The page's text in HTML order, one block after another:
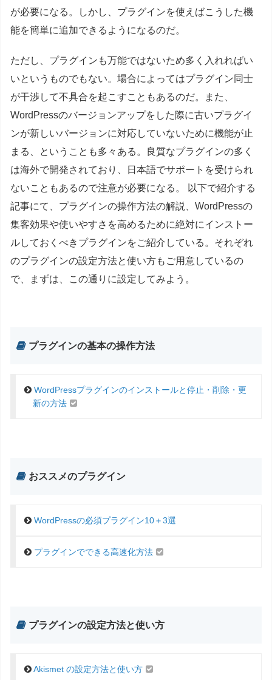
が必要になる。しかし、プラグインを使えばこうした機
能を簡単に追加できるようになるのだ。
ただし、プラグインも万能ではないため多く入れればい
いというものでもない。場合によってはプラグイン同士
が干渉して不具合を起こすこともあるのだ。また、
WordPressのバージョンアップをした際に古いプラグイ
ンが新しいバージョンに対応していないために機能が止
まる、ということも多々ある。良質なプラグインの多く
は海外で開発されており、日本語でサポートを受けられ
ないこともあるので注意が必要になる。 以下で紹介する
記事にて、プラグインの操作方法の解説、WordPressの
集客効果や使いやすさを高めるために絶対にインストー
ルしておくべきプラグインをご紹介している。それぞれ
のプラグインの設定方法と使い方もご用意しているの
で、まずは、この通りに設定してみよう。
プラグインの基本の操作方法
WordPressプラグインのインストールと停止・削除・更
新の方法
おススメのプラグイン
WordPressの必須プラグイン10＋3選
プラグインでできる高速化方法
プラグインの設定方法と使い方
Akismet の設定方法と使い方